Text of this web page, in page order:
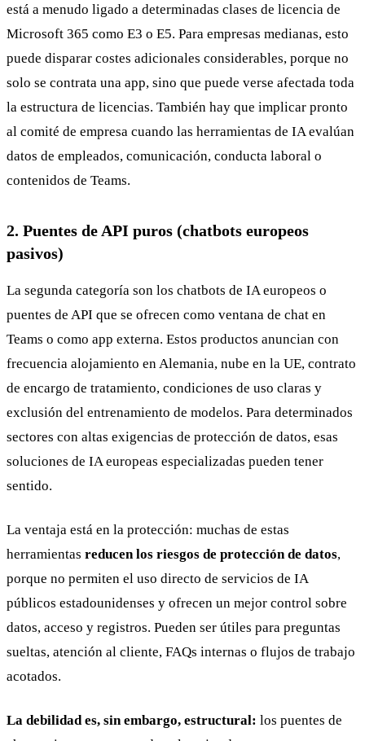
está a menudo ligado a determinadas clases de licencia de
Microsoft 365 como E3 o E5. Para empresas medianas, esto
puede disparar costes adicionales considerables, porque no
solo se contrata una app, sino que puede verse afectada toda
la estructura de licencias. También hay que implicar pronto
al comité de empresa cuando las herramientas de IA evalúan
datos de empleados, comunicación, conducta laboral o
contenidos de Teams.
2. Puentes de API puros (chatbots europeos
pasivos)
La segunda categoría son los chatbots de IA europeos o
puentes de API que se ofrecen como ventana de chat en
Teams o como app externa. Estos productos anuncian con
frecuencia alojamiento en Alemania, nube en la UE, contrato
de encargo de tratamiento, condiciones de uso claras y
exclusión del entrenamiento de modelos. Para determinados
sectores con altas exigencias de protección de datos, esas
soluciones de IA europeas especializadas pueden tener
sentido.
La ventaja está en la protección: muchas de estas
herramientas reducen los riesgos de protección de datos,
porque no permiten el uso directo de servicios de IA
públicos estadounidenses y ofrecen un mejor control sobre
datos, acceso y registros. Pueden ser útiles para preguntas
sueltas, atención al cliente, FAQs internas o flujos de trabajo
acotados.
La debilidad es, sin embargo, estructural: los puentes de